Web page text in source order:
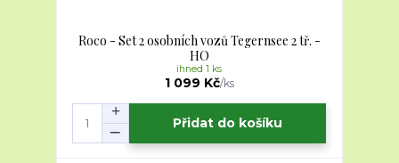
Roco - Set 2 osobních vozů Tegernsee 2 tř. -
HO
1 099 Kč/ks
ihned 1 ks
Přidat do košíku